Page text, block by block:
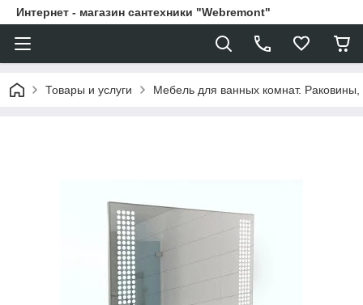
Интернет - магазин сантехники "Webremont"
Товары и услуги Мебель для ванных комнат.